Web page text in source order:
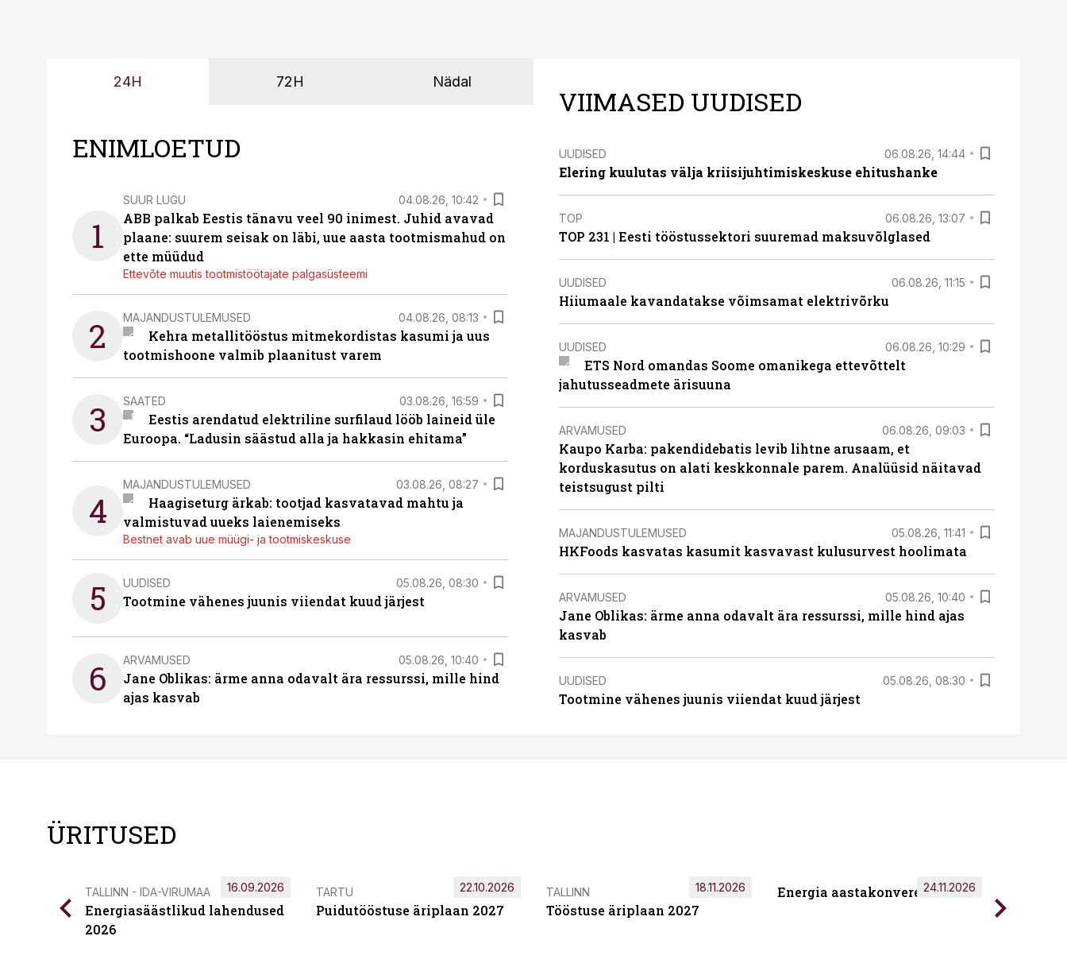
24H 72H Nädal
ENIMLOETUD
1
SUUR LUGU 04.08.26, 10:42
ABB palkab Eestis tänavu veel 90 inimest. Juhid avavad
plaane: suurem seisak on läbi, uue aasta tootmismahud on
ette müüdud
Ettevõte muutis tootmistöötajate palgasüsteemi
2 MAJANDUSTULEMUSED 04.08.26, 08:13
Kehra metallitööstus mitmekordistas kasumi ja uus
tootmishoone valmib plaanitust varem
3 SAATED 03.08.26, 16:59
Eestis arendatud elektriline surfilaud lööb laineid üle
Euroopa. “Ladusin säästud alla ja hakkasin ehitama”
4
MAJANDUSTULEMUSED 03.08.26, 08:27
Haagiseturg ärkab: tootjad kasvatavad mahtu ja
valmistuvad uueks laienemiseks
Bestnet avab uue müügi- ja tootmiskeskuse
5 UUDISED 05.08.26, 08:30
Tootmine vähenes juunis viiendat kuud järjest
6 ARVAMUSED 05.08.26, 10:40
Jane Oblikas: ärme anna odavalt ära ressurssi, mille hind
ajas kasvab
VIIMASED UUDISED
UUDISED 06.08.26, 14:44
Elering kuulutas välja kriisijuhtimiskeskuse ehitushanke
TOP 06.08.26, 13:07
TOP 231 | Eesti tööstussektori suuremad maksuvõlglased
UUDISED 06.08.26, 11:15
Hiiumaale kavandatakse võimsamat elektrivõrku
UUDISED 06.08.26, 10:29
ETS Nord omandas Soome omanikega ettevõttelt
jahutusseadmete ärisuuna
ARVAMUSED 06.08.26, 09:03
Kaupo Karba: pakendidebatis levib lihtne arusaam, et
korduskasutus on alati keskkonnale parem. Analüüsid näitavad
teistsugust pilti
MAJANDUSTULEMUSED 05.08.26, 11:41
HKFoods kasvatas kasumit kasvavast kulusurvest hoolimata
ARVAMUSED 05.08.26, 10:40
Jane Oblikas: ärme anna odavalt ära ressurssi, mille hind ajas
kasvab
UUDISED 05.08.26, 08:30
Tootmine vähenes juunis viiendat kuud järjest
ÜRITUSED
TALLINN - IDA-VIRUMAA
Energiasäästlikud lahendused
2026
16.09.2026 TARTU
Puidutööstuse äriplaan 2027
22.10.2026 TALLINN
Tööstuse äriplaan 2027
18.11.2026 Energia aastakonverents 2026
24.11.2026